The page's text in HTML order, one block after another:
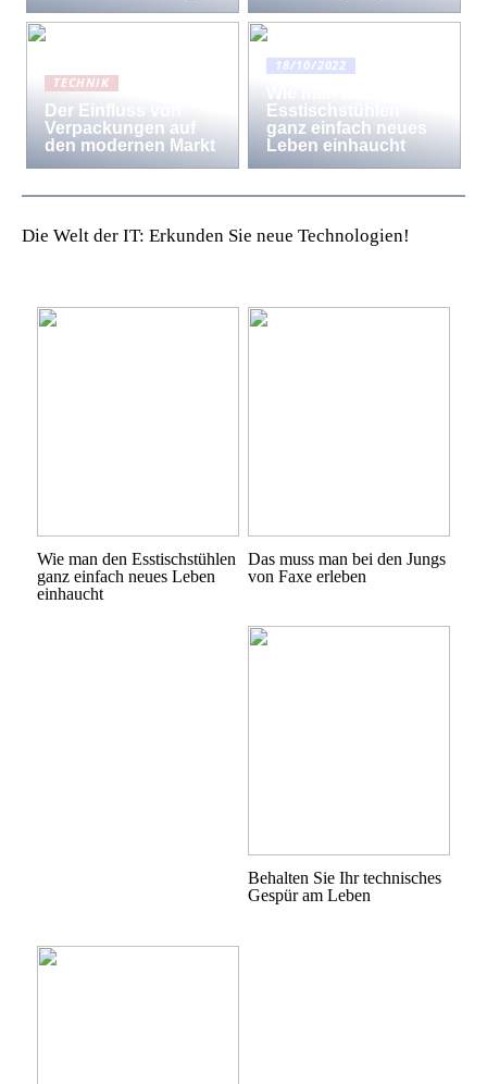
TECHNIK
Der Einfluss von
Verpackungen auf
den modernen Markt
18/10/2022
Esstischstühlen
ganz einfach neues
Leben einhaucht
Die Welt der IT: Erkunden Sie neue Technologien!
Wie man den Esstischstühlen
ganz einfach neues Leben
einhaucht
Das muss man bei den Jungs
von Faxe erleben
Behalten Sie Ihr technisches
Gespür am Leben